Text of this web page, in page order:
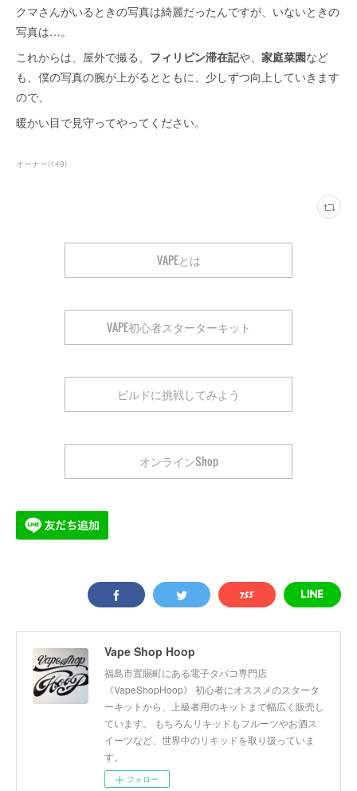
クマさんがいるときの写真は綺麗だったんですが、いないときの
写真は…。
これからは、屋外で撮る、 フィリピン滞在記や、 家庭菜園など
も、僕の写真の腕が上がるとともに、少しずつ向上していきます
ので、
暖かい目で見守ってやってください。
オーナー(149)
VAPEとは
VAPE初心者スターターキット
ビルドに挑戦してみよう
オンラインShop
Vape Shop Hoop
福島市置賜町にある電子タバコ専門店
《VapeShopHoop》 初心者にオススメのスタータ
ーキットから、上級者用のキットまで幅広く販売し
ています。 もちろんリキッドもフルーツやお酒ス
イーツなど、世界中のリキッドを取り扱っていま
す。
フォロー